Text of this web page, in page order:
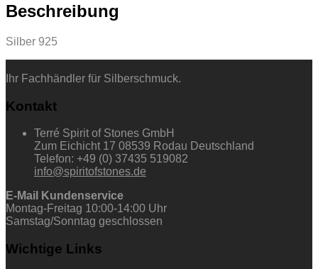
Beschreibung
Silber 925
Ihr Fachhändler für Silberschmuck.
Kontakt
Terré Spirit of Stones GmbH
Zum Eichicht 17 08539 Rodau Deutschland
Telefon: +49 (0) 37435 519082
info@spiritofstones.de
E-Mail Kundenservice
Montag-Freitag 10:00-14:00 Uhr
Samstag/Sonntag geschlossen
Wichtige Links